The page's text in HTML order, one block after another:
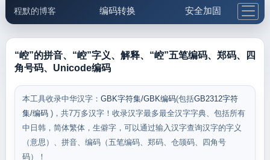
程默的博客 编码转换 安全加固
邮件工具 生活便民 更多工具
“崆”的拼音、“崆”字义、解释、“崆”五笔编码、郑码、四
角号码、Unicode编码
本工具收录中华汉字： GBK字符集/GBK编码(包括GB2312字符
集/编码 )，共7万多汉字！收录汉字最多最全汉字字典、包括所有
中日韩，简体繁体，生僻字，可以通过输入汉字查询汉字的字义
（意思）、拼音、编码（五笔编码、郑码、仓颉码、四角号
码）！